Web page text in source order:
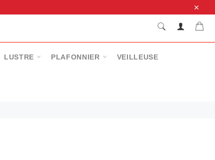
Close
RECHERCHE
LUSTRE PLAFONNIER VEILLEUSE